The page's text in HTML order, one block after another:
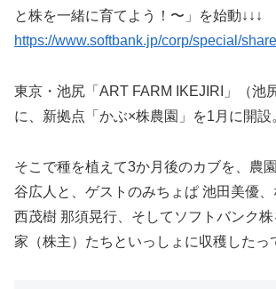
と株を一緒に育てよう！〜」を始動↓↓↓
https://www.softbank.jp/corp/special/
東京・池尻「ART FARM IKEJIRI」（池
に、新拠点「かぶ×株農園」を1月に開設
そこで種を植えて3か月後のカブを、農
谷広人と、ゲストのみちょぱ 池田美優
西茂樹 那須晃行、そしてソフトバンク
家（株主）たちといっしょに収穫したっ